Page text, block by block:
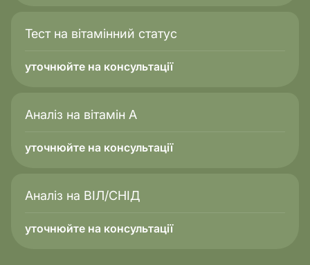
Тест на вітамінний статус
уточнюйте на консультації
Аналіз на вітамін А
уточнюйте на консультації
Аналіз на ВІЛ/СНІД
уточнюйте на консультації